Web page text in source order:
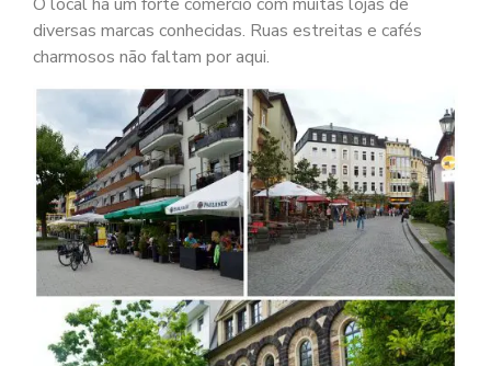
diversas marcas conhecidas. Ruas estreitas e cafés
charmosos não faltam por aqui.